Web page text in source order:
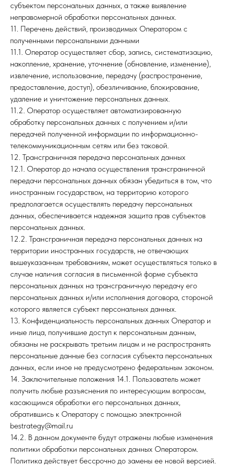
субъектом персональных данных, а также выявление
неправомерной обработки персональных данных.
11. Перечень действий, производимых Оператором с
полученными персональными данными
11.1. Оператор осуществляет сбор, запись, систематизацию,
накопление, хранение, уточнение (обновление, изменение),
извлечение, использование, передачу (распространение,
предоставление, доступ), обезличивание, блокирование,
удаление и уничтожение персональных данных.
11.2. Оператор осуществляет автоматизированную
обработку персональных данных с получением и/или
передачей полученной информации по информационно-
телекоммуникационным сетям или без таковой.
12. Трансграничная передача персональных данных
12.1. Оператор до начала осуществления трансграничной
передачи персональных данных обязан убедиться в том, что
иностранным государством, на территорию которого
предполагается осуществлять передачу персональных
данных, обеспечивается надежная защита прав субъектов
персональных данных.
12.2. Трансграничная передача персональных данных на
территории иностранных государств, не отвечающих
вышеуказанным требованиям, может осуществляться только в
случае наличия согласия в письменной форме субъекта
персональных данных на трансграничную передачу его
персональных данных и/или исполнения договора, стороной
которого является субъект персональных данных.
13. Конфиденциальность персональных данных Оператор и
иные лица, получившие доступ к персональным данным,
обязаны не раскрывать третьим лицам и не распространять
персональные данные без согласия субъекта персональных
данных, если иное не предусмотрено федеральным законом.
14. Заключительные положения 14.1. Пользователь может
получить любые разъяснения по интересующим вопросам,
касающимся обработки его персональных данных,
обратившись к Оператору с помощью электронной
bestrategy@mail.ru
14.2. В данном документе будут отражены любые изменения
политики обработки персональных данных Оператором.
Политика действует бессрочно до замены ее новой версией.